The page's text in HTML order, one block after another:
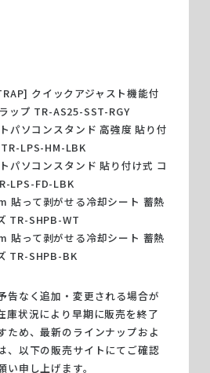
クイックアジャスト機能付
ップ TR-AS25-SST-RGY
パソコンスタンド 高強度 貼り付
LPS-HM-LBK
パソコンスタンド 貼り付け式 コ
LPS-FD-LBK
貼って剥がせる冷却シート 蓄熱
TR-SHPB-WT
貼って剥がせる冷却シート 蓄熱
TR-SHPB-BK
告なく追加・変更される場合が
庫状況により早期に販売を終了
ため、最新のラインナップおよ
、以下の販売サイトにてご確認
申し上げます。